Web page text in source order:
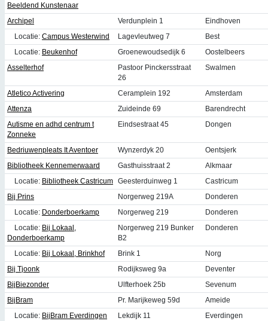
Beeldend Kunstenaar
Archipel Verdunplein 1
Eindhoven
Locatie: Campus Westerwind Lagevleutweg 7
Best
Locatie: Beukenhof Groenewoudsedijk 6
Oostelbeers
Asselterhof
Pastoor Pinckersstraat
26
Swalmen
Atletico Activering Ceramplein 192
Amsterdam
Attenza
Zuideinde 69
Barendrecht
Autisme en adhd centrum t
Zonneke
Eindsestraat 45 Dongen
Bedriuwenpleats It Aventoer Wynzerdyk 20
Oentsjerk
Bibliotheek Kennemerwaard
Gasthuisstraat 2
Alkmaar
Locatie: Bibliotheek Castricum Geesterduinweg 1
Castricum
Bij Prins
Norgerweg 219A
Donderen
Locatie: Donderboerkamp Norgerweg 219
Donderen
Locatie: Bij Lokaal,
Donderboerkamp
Norgerweg 219 Bunker
B2
Donderen
Locatie: Bij Lokaal, Brinkhof Brink 1
Norg
Bij Tjoonk
Rodijksweg 9a
Deventer
BijBiezonder
Ulfterhoek 25b
Sevenum
BijBram
Pr. Marijkeweg 59d
Ameide
Locatie: BijBram Everdingen Lekdijk 11
Everdingen